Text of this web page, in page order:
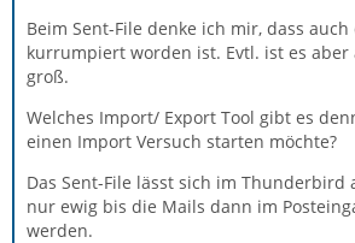
Beim Sent-File denke ich mir, dass auch
kurrumpiert worden ist. Evtl. ist es
groß.
Welches Import/ Export Tool gibt es
einen Import Versuch starten möchte?
Das Sent-File lässt sich im Thunderbird
nur ewig bis die Mails dann im
werden.